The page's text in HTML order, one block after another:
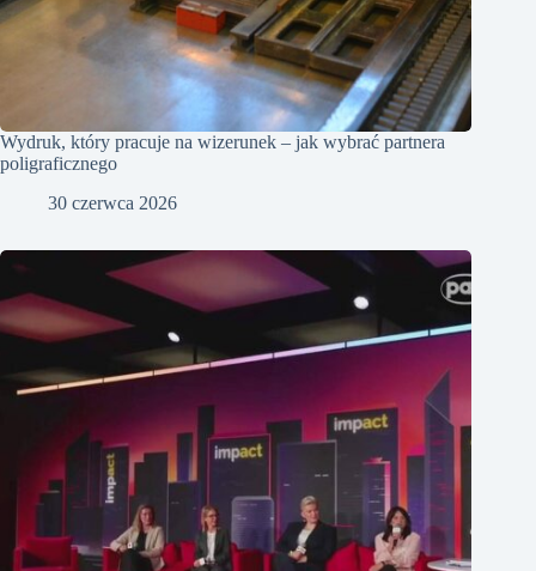
Wydruk, który pracuje na wizerunek – jak wybrać partnera
poligraficznego
30 czerwca 2026